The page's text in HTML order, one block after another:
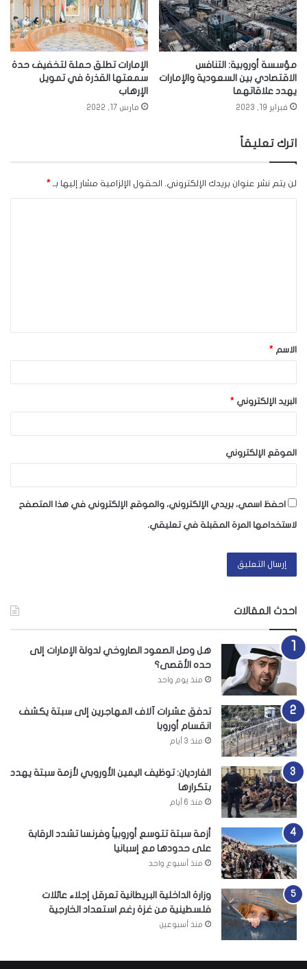
مؤسسة أوروبية: التنافس
الاقتصادي بين السعودية والإمارات
يهدد علاقاتهما
فبراير 19, 2023
الإمارات تطلق حملة لتخفيف حدة
سمعتها القذرة في تمويل
الإرهاب
مارس 17, 2022
اترك تعليقاً
لن يتم نشر عنوان بريدك الإلكتروني. الحقول الإلزامية مشار إليها بـ *
ق
*الاسم *
البريد الإلكتروني *
الموقع الإلكتروني
احفظ اسمي، بريدي الإلكتروني، والموقع الإلكتروني في هذا المتصفح
لاستخدامها المرة المقبلة في تعليقي.
احدث المقالات
هل وصل الصعود الصاروخي لدولة الإمارات إلى
حده الأقصى؟
منذ يوم واحد
تدفق عشرات آلاف المهاجرين إلى سبتة يكشف
انقسام أوروبا
منذ 3 أيام
الغارديان: توظيف اليمين الأوروبي لأزمة سبتة يهدد
بتكرارها
منذ 6 أيام
أزمة سبتة تتوسع أوروبياً وفرنسا تشدد الرقابة
على حدودها مع إسبانيا
منذ أسبوع واحد
وزارة الداخلية البريطانية تعرقل إجلاء عائلات
فلسطينية من غزة رغم استعداد الخارجية
منذ أسبوعين